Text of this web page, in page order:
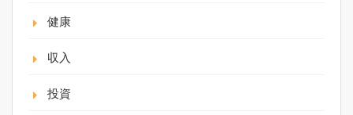
健康
収入
投資